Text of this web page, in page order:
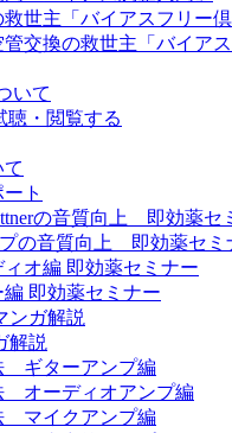
世主「バイアスフリー
交換の救世主「バイア
いて
聴・閲覧する
ト
の音質向上 即効薬セ
の音質向上 即効薬セミ
オ編 即効薬セミナー
即効薬セミナー
ンガ解説
解説
ギターアンプ編
オーディオアンプ編
マイクアンプ編